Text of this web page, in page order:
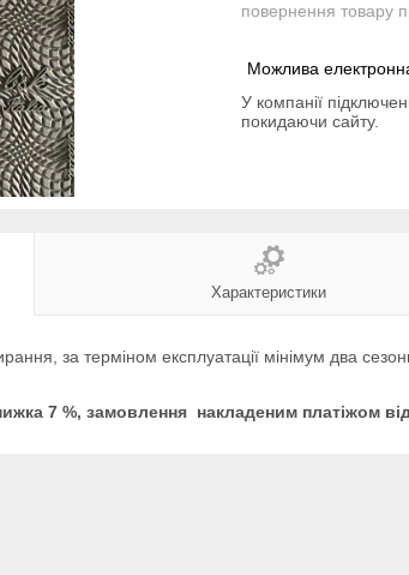
повернення товару
У компанії
покидаючи сайту.
Характеристики
за терміном експлуатації мінімум два
7 %, замовлення накладеним платіжом